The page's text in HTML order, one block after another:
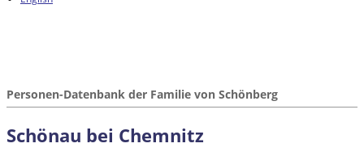
Personen-Datenbank der Familie von Schönberg
Schönau bei Chemnitz